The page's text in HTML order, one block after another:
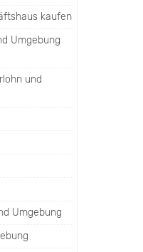
kaufen
Umgebung
und
Umgebung